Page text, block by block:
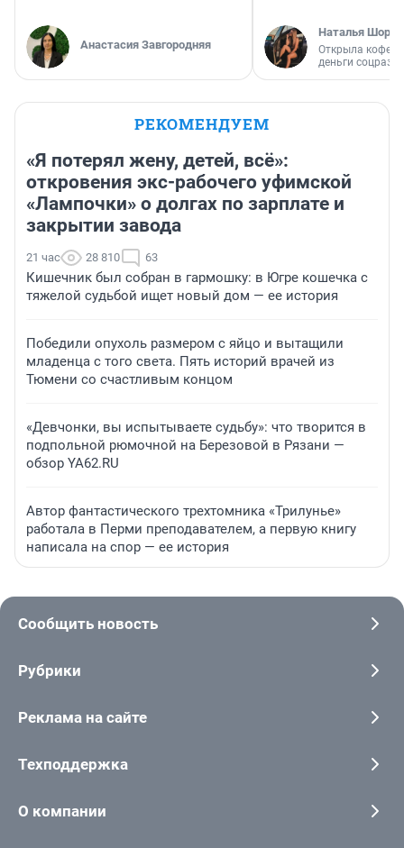
Анастасия Завгородняя
Наталья
Открыла
деньги
РЕКОМЕНДУЕМ
«Я потерял жену, детей, всё»:
откровения экс-рабочего уфимской
«Лампочки» о долгах по зарплате и
закрытии завода
21 час 28 810 63
Кишечник был собран в гармошку: в Югре кошечка с
тяжелой судьбой ищет новый дом — ее история
Победили опухоль размером с яйцо и вытащили
младенца с того света. Пять историй врачей из
Тюмени со счастливым концом
«Девчонки, вы испытываете судьбу»: что творится в
подпольной рюмочной на Березовой в Рязани —
обзор YA62.RU
Автор фантастического трехтомника «Трилунье»
работала в Перми преподавателем, а первую книгу
написала на спор — ее история
Сообщить новость
Рубрики
Реклама на сайте
Техподдержка
О компании